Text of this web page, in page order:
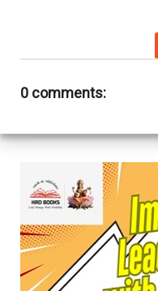
0 comments: